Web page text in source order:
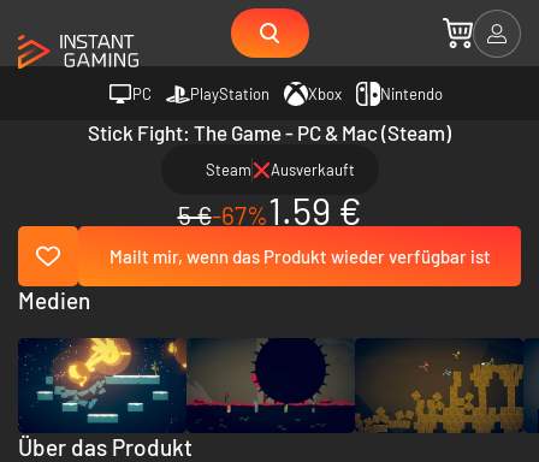
PC PlayStation Xbox Nintendo
Stick Fight: The Game - PC & Mac (Steam)
Steam Ausverkauft
5 €-67%1.59 €
Mailt mir, wenn das Produkt wieder verfügbar ist
Über das Produkt
Medien